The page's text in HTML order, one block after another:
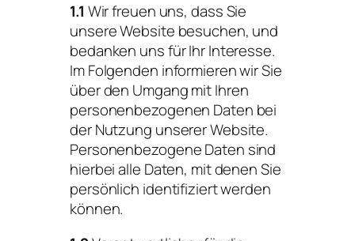
1.1 Wir freuen uns, dass Sie
unsere Website besuchen, und
bedanken uns für Ihr Interesse.
Im Folgenden informieren wir Sie
über den Umgang mit Ihren
personenbezogenen Daten bei
der Nutzung unserer Website.
Personenbezogene Daten sind
hierbei alle Daten, mit denen Sie
persönlich identifiziert werden
können.